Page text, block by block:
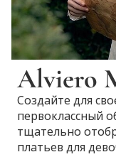
Alviero
Создайте для
первоклассный
тщательно
платьев для